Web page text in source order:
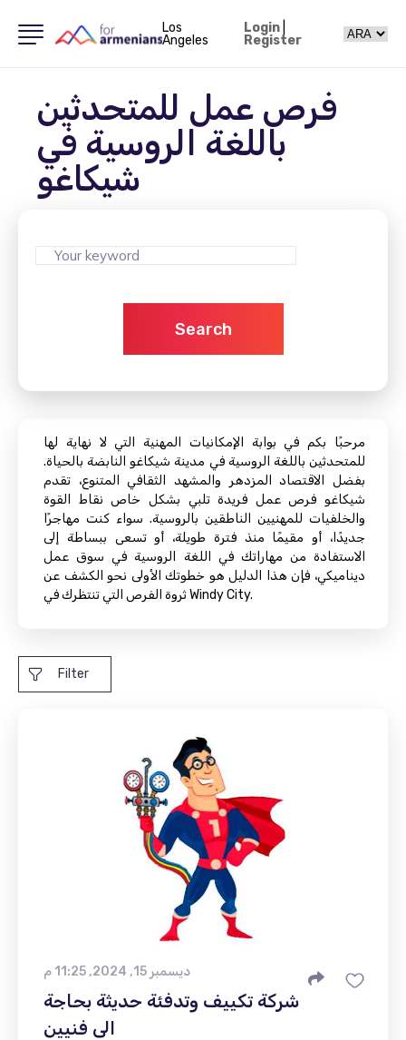
Los
Angeles
Login|
Register
فرص عمل للمتحدثين
باللغة الروسية في
شيكاغو
Search
مرحبًا بكم في بوابة الإمكانيات المهنية التي لا نهاية لها
للمتحدثين باللغة الروسية في مدينة شيكاغو النابضة بالحياة.
بفضل الاقتصاد المزدهر والمشهد الثقافي المتنوع، تقدم
شيكاغو فرص عمل فريدة تلبي بشكل خاص نقاط القوة
والخلفيات للمهنيين الناطقين بالروسية. سواء كنت مهاجرًا
جديدًا، أو مقيمًا منذ فترة طويلة، أو تسعى ببساطة إلى
الاستفادة من مهاراتك في اللغة الروسية في سوق عمل
ديناميكي، فإن هذا الدليل هو خطوتك الأولى نحو الكشف عن
ثروة الفرص التي تنتظرك في Windy City.
Filter
ديسمبر 15, 2024, 11:25 م
شركة تكييف وتدفئة حديثة بحاجة
الى فنيين